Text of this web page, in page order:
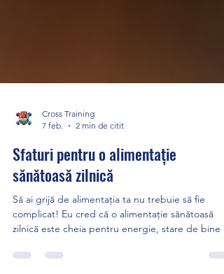
Cross Training
7 feb.
2 min de citit
Sfaturi pentru o alimentație
sănătoasă zilnică
Să ai grijă de alimentația ta nu trebuie să fie